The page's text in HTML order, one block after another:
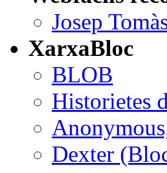
Josep
XarxaBloc
BLOB
Historietes
Dexter